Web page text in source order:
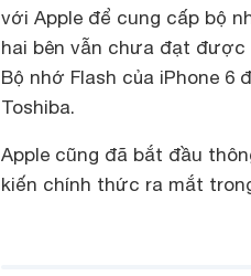
với Apple để cung cấp bộ
hai bên vẫn chưa đạt
Bộ nhớ Flash của iPhone 6
Toshiba.
Apple cũng đã bắt đầu
kiến chính thức ra mắt